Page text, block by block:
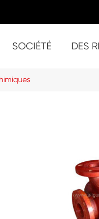
SOCIÉTÉ DES